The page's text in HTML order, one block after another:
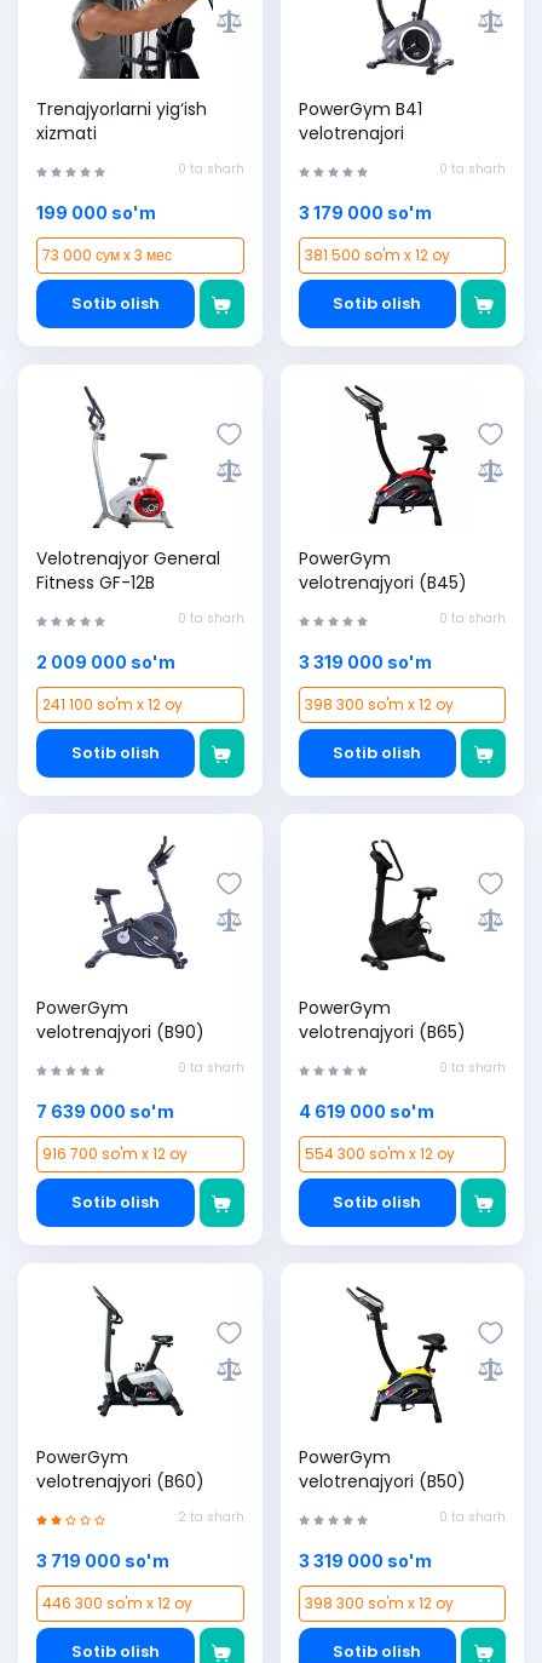
Trenajyorlarni yig‘ish
xizmati
0 ta sharh
199 000 so'm
73 000 сум x 3 мес
Sotib olish
PowerGym B41
velotrenajori
0 ta sharh
3 179 000 so'm
381 500 so'm x 12 oy
Sotib olish
Velotrenajyor General
Fitness GF-12B
0 ta sharh
2 009 000 so'm
241 100 so'm x 12 oy
Sotib olish
PowerGym
velotrenajyori (B45)
0 ta sharh
3 319 000 so'm
398 300 so'm x 12 oy
Sotib olish
PowerGym
velotrenajyori (B90)
0 ta sharh
7 639 000 so'm
916 700 so'm x 12 oy
Sotib olish
PowerGym
velotrenajyori (B65)
0 ta sharh
4 619 000 so'm
554 300 so'm x 12 oy
Sotib olish
PowerGym
velotrenajyori (B60)
2 ta sharh
3 719 000 so'm
446 300 so'm x 12 oy
Sotib olish
PowerGym
velotrenajyori (B50)
0 ta sharh
3 319 000 so'm
398 300 so'm x 12 oy
Sotib olish